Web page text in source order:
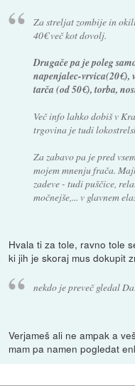
Za streljat zombije in
40€ več kot dovolj.
Drugače pa je poleg
napenjalec-vrvica(20€),
tarča (od 50€), torba,
Več info lahko dobiš v
trgovina je tudi
Za zabavo pa je pred
mojem mnenju frača.
zadeve - tudi puščice,
močnejše,... v glavnem
Hvala ti za tole, ravno tole
ki jih je skoraj mus dokupit
nekdo je preveč gledal
Verjameš ali ne ampak a
mam pa namen pogledat